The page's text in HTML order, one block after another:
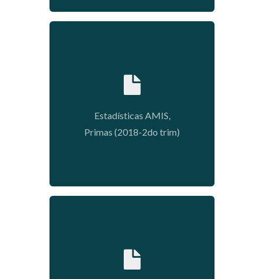
Estadísticas AMIS,
Primas (2018-2do trim)